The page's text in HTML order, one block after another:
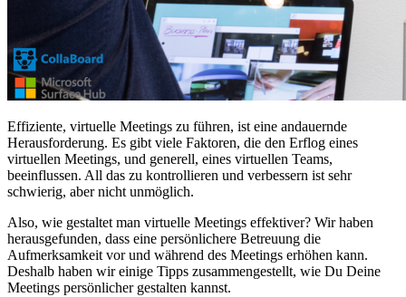
Effiziente, virtuelle Meetings zu führen, ist eine andauernde
Herausforderung. Es gibt viele Faktoren, die den Erflog eines
virtuellen Meetings, und generell, eines virtuellen Teams,
beeinflussen. All das zu kontrollieren und verbessern ist sehr
schwierig, aber nicht unmöglich.
Also, wie gestaltet man virtuelle Meetings effektiver? Wir haben
herausgefunden, dass eine persönlichere Betreuung die
Aufmerksamkeit vor und während des Meetings erhöhen kann.
Deshalb haben wir einige Tipps zusammengestellt, wie Du Deine
Meetings persönlicher gestalten kannst.